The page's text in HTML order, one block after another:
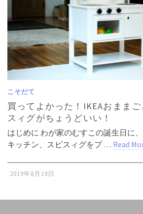
こそだて
買ってよかった！IKEAおまま
スィグがちょうどいい！
はじめに わが家のむすこの誕生日に
キッチン、スピスィグをプ … Read
2019年8月19日